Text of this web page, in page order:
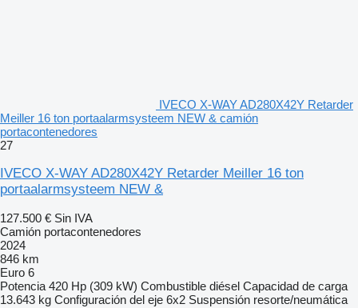
IVECO X-WAY AD280X42Y Retarder
Meiller 16 ton portaalarmsysteem NEW & camión
portacontenedores
27
IVECO X-WAY AD280X42Y Retarder Meiller 16 ton
portaalarmsysteem NEW &
127.500 € Sin IVA
Camión portacontenedores
2024
846 km
Euro 6
Potencia 420 Hp (309 kW) Combustible diésel Capacidad de carga
13.643 kg Configuración del eje 6x2 Suspensión resorte/neumática